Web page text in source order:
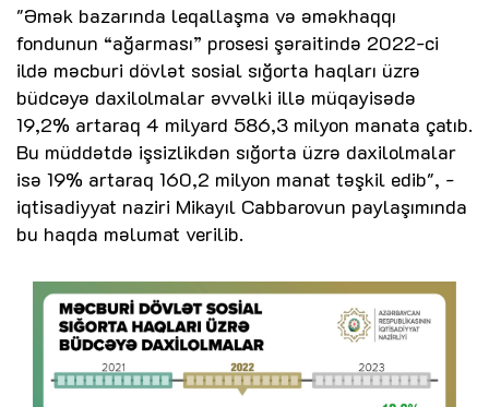
"Əmək bazarında leqallaşma və əməkhaqqı
fondunun “ağarması” prosesi şəraitində 2022-ci
ildə məcburi dövlət sosial sığorta haqları üzrə
büdcəyə daxilolmalar əvvəlki illə müqayisədə
19,2% artaraq 4 milyard 586,3 milyon manata çatıb.
Bu müddətdə işsizlikdən sığorta üzrə daxilolmalar
isə 19% artaraq 160,2 milyon manat təşkil edib", -
iqtisadiyyat naziri Mikayıl Cabbarovun paylaşımında
bu haqda məlumat verilib.